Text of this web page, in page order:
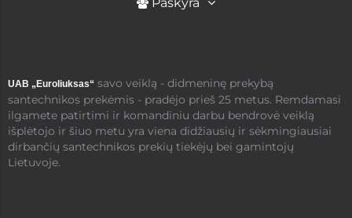
UAB „Euroliuksas“ savo veiklą - didmeninę prekybą
santechnikos prekėmis - pradėjo prieš 25 metus. Remdamasi
ilgamete patirtimi ir komandiniu darbu bendrovė veiklą
išplėtojo ir šiuo metu yra viena didžiausių ir sėkmingiausiai
dirbančių santechnikos prekių tiekėjų bei gamintojų
Lietuvoje.